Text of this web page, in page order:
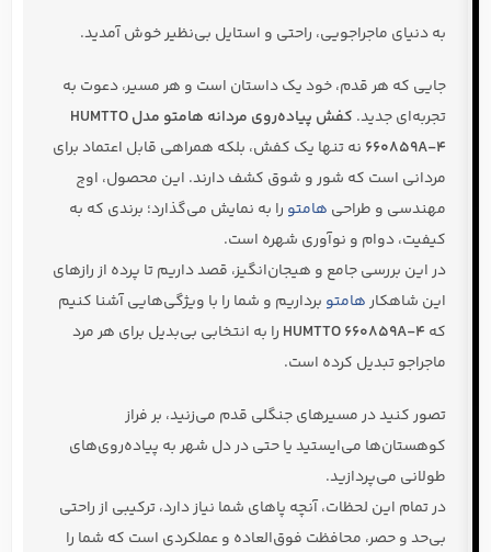
به دنیای ماجراجویی، راحتی و استایل بی‌نظیر خوش آمدید.
جایی که هر قدم، خود یک داستان است و هر مسیر، دعوت به
تجربه‌ای جدید.
کفش پیاده‌روی مردانه هامتو مدل HUMTTO
660859A-4 نه تنها یک کفش، بلکه همراهی قابل اعتماد برای
مردانی است که شور و شوق کشف دارند. این محصول، اوج
مهندسی و طراحی هامتو را به نمایش می‌گذارد؛ برندی که به
کیفیت، دوام و نوآوری شهره است.
در این بررسی جامع و هیجان‌انگیز، قصد داریم تا پرده از رازهای
این شاهکارهامتو برداریم و شما را با ویژگی‌هایی آشنا کنیم
که HUMTTO 660859A-4 را به انتخابی بی‌بدیل برای هر مرد
ماجراجو تبدیل کرده است.
تصور کنید در مسیرهای جنگلی قدم می‌زنید، بر فراز
کوهستان‌ها می‌ایستید یا حتی در دل شهر به پیاده‌روی‌های
طولانی می‌پردازید.
در تمام این لحظات، آنچه پاهای شما نیاز دارد، ترکیبی از راحتی
بی‌حد و حصر، محافظت فوق‌العاده و عملکردی است که شما را